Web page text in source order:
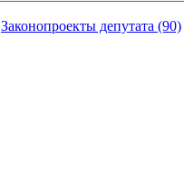
Законопроекты депутата (90)